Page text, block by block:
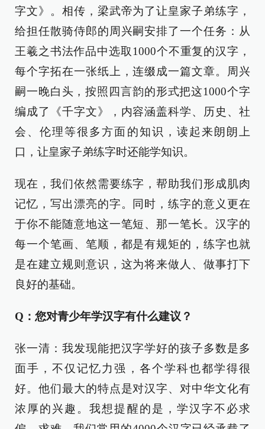
字文》。相传，梁武帝为了让皇家子弟练字，
给担任散骑侍郎的周兴嗣安排了一个任务：从
王羲之书法作品中选取1000个不重复的汉字，
每个字拓在一张纸上，连缀成一篇文章。周兴
嗣一晚白头，按照四言韵的形式把这1000个字
编成了《千字文》，内容涵盖科学、历史、社
会、伦理等很多方面的知识，读起来朗朗上
口，让皇家子弟练字时还能学知识。
现在，我们依然需要练字，帮助我们形成肌肉
记忆，写出漂亮的字。同时，练字的意义更在
于你不能随意地这一笔短、那一笔长。汉字的
每一个笔画、笔顺，都是有规矩的，练字也就
是在建立规则意识，这为将来做人、做事打下
良好的基础。
Q：您对青少年学汉字有什么建议？
张一清：我发现能把汉字学好的孩子多数是多
面手，不仅记忆力强，各个学科也都学得很
好。他们最大的特点是对汉字、对中华文化有
浓厚的兴趣。我想提醒的是，学汉字不必求